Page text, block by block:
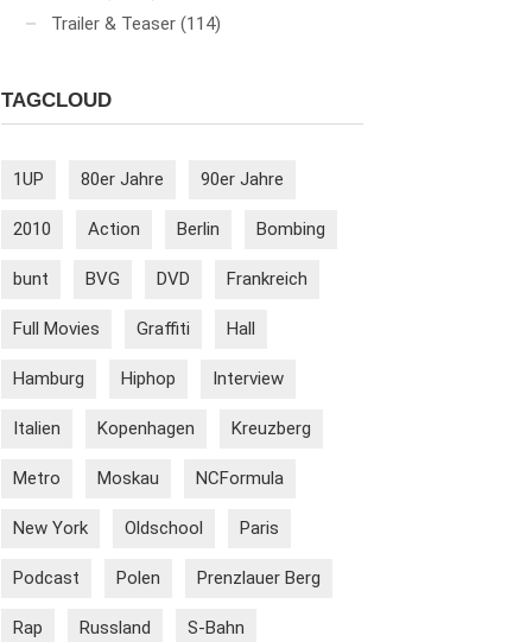
Trailer & Teaser (114)
TAGCLOUD
1UP 80er Jahre 90er Jahre
2010 Action Berlin Bombing
bunt BVG DVD Frankreich
Full Movies Graffiti Hall
Hamburg Hiphop Interview
Italien Kopenhagen Kreuzberg
Metro Moskau NCFormula
New York Oldschool Paris
Podcast Polen Prenzlauer Berg
Rap Russland S-Bahn